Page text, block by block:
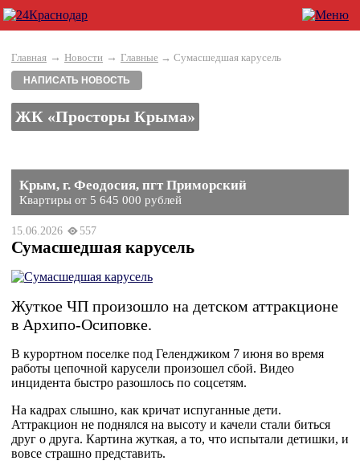
Главная → Новости → Главные → Сумасшедшая карусель
НАПИСАТЬ НОВОСТЬ
ЖК «Просторы Крыма»
Крым, г. Феодосия, пгт Приморский
Квартиры от 5 645 000 рублей
15.06.2026 557
Сумасшедшая карусель
Жуткое ЧП произошло на детском аттракционе
в Архипо-Осиповке.
В курортном поселке под Геленджиком 7 июня во время
работы цепочной карусели произошел сбой. Видео
инцидента быстро разошлось по соцсетям.
На кадрах слышно, как кричат испуганные дети.
Аттракцион не поднялся на высоту и качели стали биться
друг о друга. Картина жуткая, а то, что испытали детишки, и
вовсе страшно представить.